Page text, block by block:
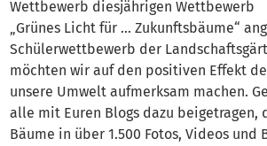
Wettbewerb diesjährigen Wettbewerb
„Grünes Licht für … Zukunftsbäume“
Schülerwettbewerb der
möchten wir auf den positiven Effekt
unsere Umwelt aufmerksam machen.
alle mit Euren Blogs dazu beigetragen,
Bäume in über 1.500 Fotos, Videos und